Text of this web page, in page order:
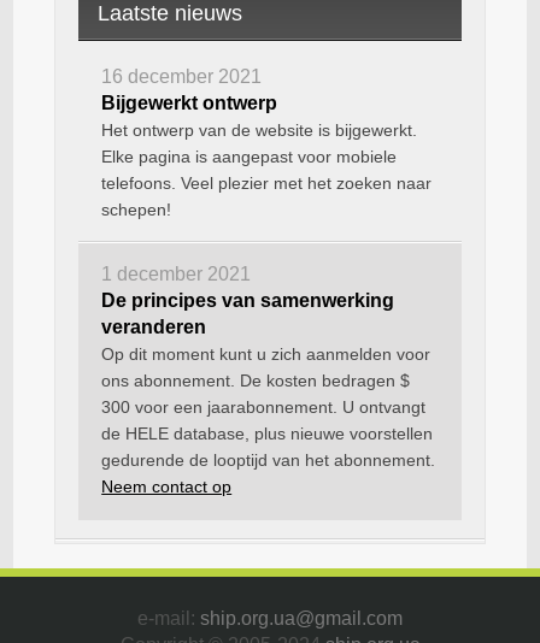
Laatste nieuws
16 december 2021
Bijgewerkt ontwerp
Het ontwerp van de website is bijgewerkt.
Elke pagina is aangepast voor mobiele
telefoons. Veel plezier met het zoeken naar
schepen!
1 december 2021
De principes van samenwerking
veranderen
Op dit moment kunt u zich aanmelden voor
ons abonnement. De kosten bedragen $
300 voor een jaarabonnement. U ontvangt
de HELE database, plus nieuwe voorstellen
gedurende de looptijd van het abonnement.
Neem contact op
e-mail: ship.org.ua@gmail.com